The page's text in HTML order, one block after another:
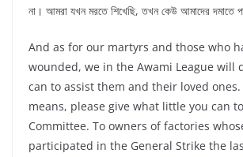
না। আমরা যখন মরতে শিখেছি, তখন কেউ আমাদের দমাতে
And as for our martyrs and those who
wounded, we in the Awami League will
can to assist them and their loved
means, please give what little you can
Committee. To owners of factories
participated in the General Strike the